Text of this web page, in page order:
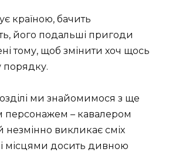
країною, бачить
його подальші пригоди
тому, щоб змінити хоч щось
ми знайомимося з ще
– кавалером
викликає сміх
і місцями досить дивною